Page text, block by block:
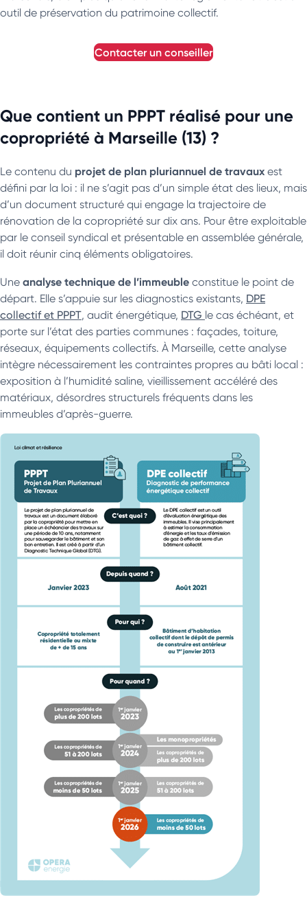
outil de préservation du patrimoine collectif.
contacter un conseiller
Que contient un PPPT réalisé pour une
copropriété à Marseille (13) ?
Le contenu du projet de plan pluriannuel de travaux est
défini par la loi : il ne s’agit pas d’un simple état des lieux, mais
d’un document structuré qui engage la trajectoire de
rénovation de la copropriété sur dix ans. Pour être exploitable
par le conseil syndical et présentable en assemblée générale,
il doit réunir cinq éléments obligatoires.
Une analyse technique de l’immeuble constitue le point de
départ. Elle s’appuie sur les diagnostics existants, DPE
collectif et PPPT, audit énergétique, DTG le cas échéant, et
porte sur l’état des parties communes : façades, toiture,
réseaux, équipements collectifs. À Marseille, cette analyse
intègre nécessairement les contraintes propres au bâti local :
exposition à l’humidité saline, vieillissement accéléré des
matériaux, désordres structurels fréquents dans les
immeubles d’après-guerre.